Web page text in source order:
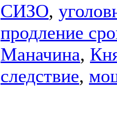
СИЗО,
продление
Маначина,
следствие,